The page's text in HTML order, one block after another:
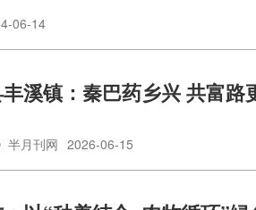
06-14
溪镇：秦巴药乡兴 共富路
半月刊网 2026-06-15